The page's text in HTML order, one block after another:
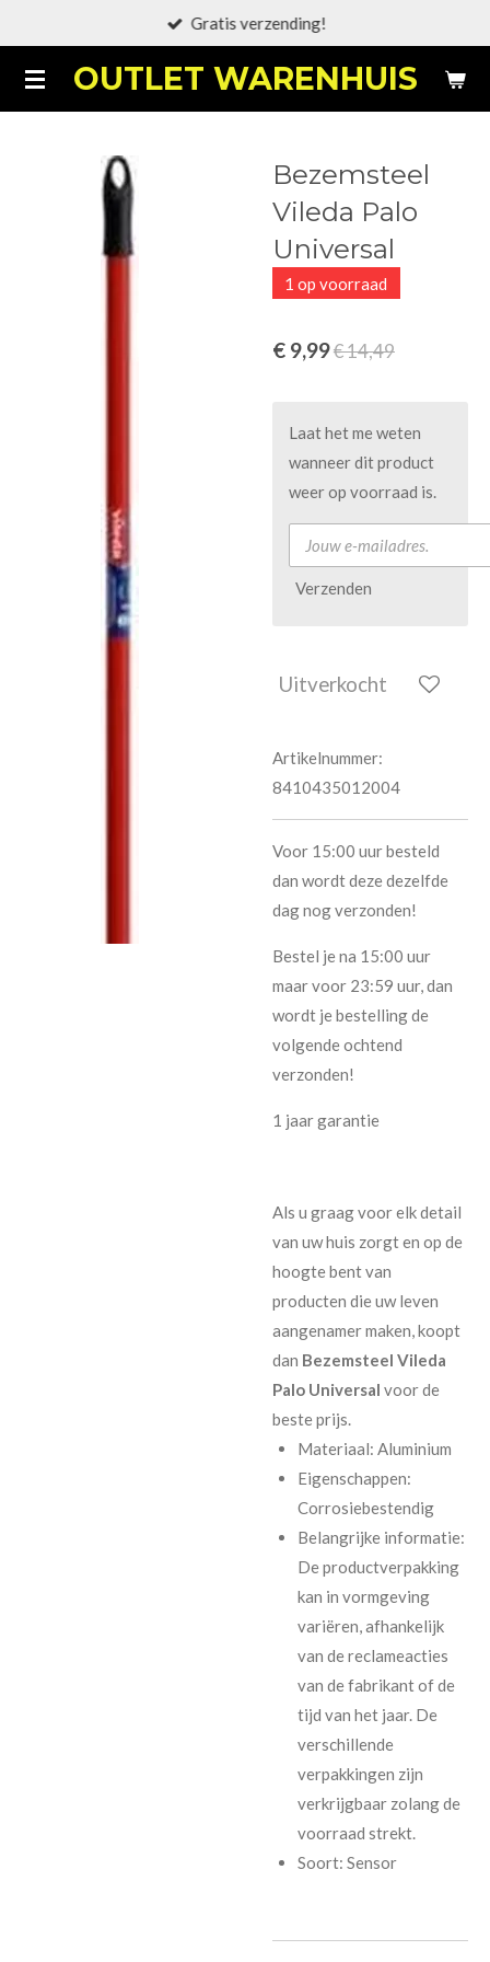
naar
de
OUTLET WARENHUIS
Gratis verzending!
Bezemsteel
Vileda Palo
Universal
1 op voorraad
€ 9,99€ 14,49
Laat het me weten
wanneer dit product
weer op voorraad is.
Verzenden
Uitverkocht
Artikelnummer:
8410435012004
Voor 15:00 uur besteld
dan wordt deze dezelfde
dag nog verzonden!
Bestel je na 15:00 uur
maar voor 23:59 uur, dan
wordt je bestelling de
volgende ochtend
verzonden!
1 jaar garantie
Als u graag voor elk detail
van uw huis zorgt en op de
hoogte bent van
producten die uw leven
aangenamer maken, koopt
dan Bezemsteel Vileda
Palo Universal voor de
beste prijs.
Materiaal: Aluminium
Eigenschappen:
Corrosiebestendig
Belangrijke informatie:
De productverpakking
kan in vormgeving
variëren, afhankelijk
van de reclameacties
van de fabrikant of de
tijd van het jaar. De
verschillende
verpakkingen zijn
verkrijgbaar zolang de
voorraad strekt.
Soort: Sensor